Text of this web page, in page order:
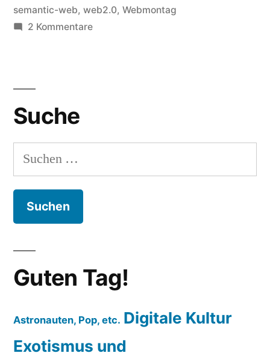
semantic-web, web2.0, Webmontag
2 Kommentarezu
Suche
Suchen
nach:
Guten Tag!
Astronauten, Pop, etc. Digitale Kultur
Exotismus und